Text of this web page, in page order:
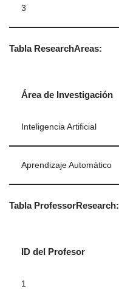
3
Tabla ResearchAreas:
Área de Investigación
Inteligencia Artificial
Aprendizaje Automático
Tabla ProfessorResearch:
ID del Profesor
1